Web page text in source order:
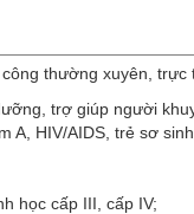
thường xuyên, trực
trợ giúp người
A, HIV/AIDS, trẻ sơ
học cấp III, cấp IV;